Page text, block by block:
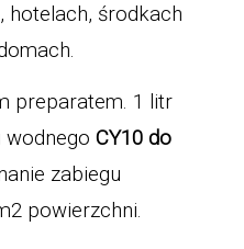
hotelach, środkach
preparatem. 1 litr
CY10 do
zabiegu
powierzchni.